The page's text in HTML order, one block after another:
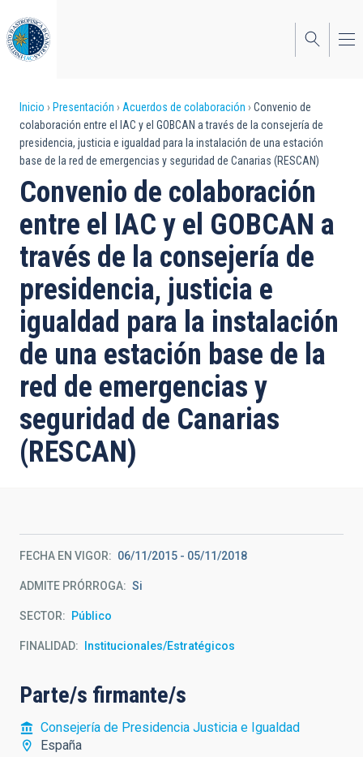
al
contenido
principal
Sobrescribir
enlaces
de
ayuda
a
la
navegación
Inicio Presentación Acuerdos de colaboración
Convenio de
colaboración entre el IAC y el GOBCAN a través de la consejería de
presidencia, justicia e igualdad para la instalación de una estación
base de la red de emergencias y seguridad de Canarias (RESCAN)
Convenio de colaboración
entre el IAC y el GOBCAN a
través de la consejería de
presidencia, justicia e
igualdad para la instalación
de una estación base de la
red de emergencias y
seguridad de Canarias
(RESCAN)
FECHA EN VIGOR 06/11/2015 - 05/11/2018
ADMITE PRÓRROGA Si
SECTOR Público
FINALIDAD Institucionales/Estratégicos
Parte/s firmante/s
Consejería de Presidencia Justicia e Igualdad
España